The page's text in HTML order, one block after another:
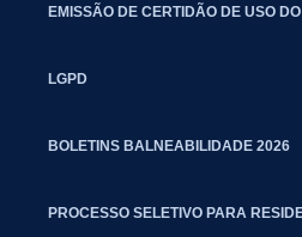
EMISSÃO DE CERTIDÃO DE USO
LGPD
BOLETINS BALNEABILIDADE 2026
PROCESSO SELETIVO PARA